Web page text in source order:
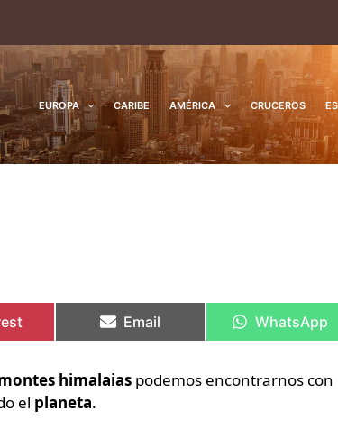
EUROPA CARIBE AMÉRICA CRUCEROS
en
Email
en
WhatsApp
himalaias podemos encontrarnos con
el planeta.
en
en